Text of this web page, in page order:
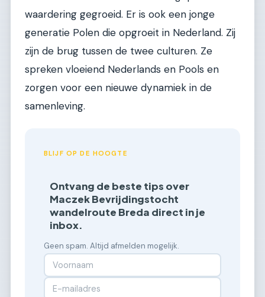
waardering gegroeid. Er is ook een jonge
generatie Polen die opgroeit in Nederland. Zij
zijn de brug tussen de twee culturen. Ze
spreken vloeiend Nederlands en Pools en
zorgen voor een nieuwe dynamiek in de
samenleving.
BLIJF OP DE HOOGTE
Ontvang de beste tips over
Maczek Bevrijdingstocht
wandelroute Breda direct in je
inbox.
Geen spam. Altijd afmelden mogelijk.